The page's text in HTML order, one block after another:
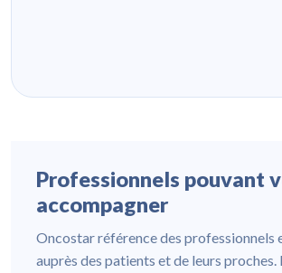
Professionnels pouvant
accompagner
Oncostar référence des professionnels
auprès des patients et de leurs proches.